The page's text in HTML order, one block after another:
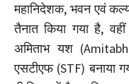
महानिदेशक, भवन एवं
तैनात किया गया है,
अमिताभ यश
एसटीएफ (STF) बनाया